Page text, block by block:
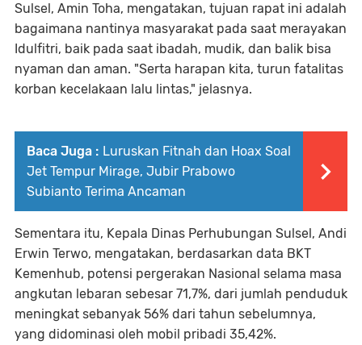
Sulsel, Amin Toha, mengatakan, tujuan rapat ini adalah
bagaimana nantinya masyarakat pada saat merayakan
Idulfitri, baik pada saat ibadah, mudik, dan balik bisa
nyaman dan aman. "Serta harapan kita, turun fatalitas
korban kecelakaan lalu lintas," jelasnya.
Baca Juga : Luruskan Fitnah dan Hoax Soal
Jet Tempur Mirage, Jubir Prabowo
Subianto Terima Ancaman
Sementara itu, Kepala Dinas Perhubungan Sulsel, Andi
Erwin Terwo, mengatakan, berdasarkan data BKT
Kemenhub, potensi pergerakan Nasional selama masa
angkutan lebaran sebesar 71,7%, dari jumlah penduduk
meningkat sebanyak 56% dari tahun sebelumnya,
yang didominasi oleh mobil pribadi 35,42%.